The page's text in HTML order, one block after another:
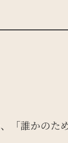
「誰かのた